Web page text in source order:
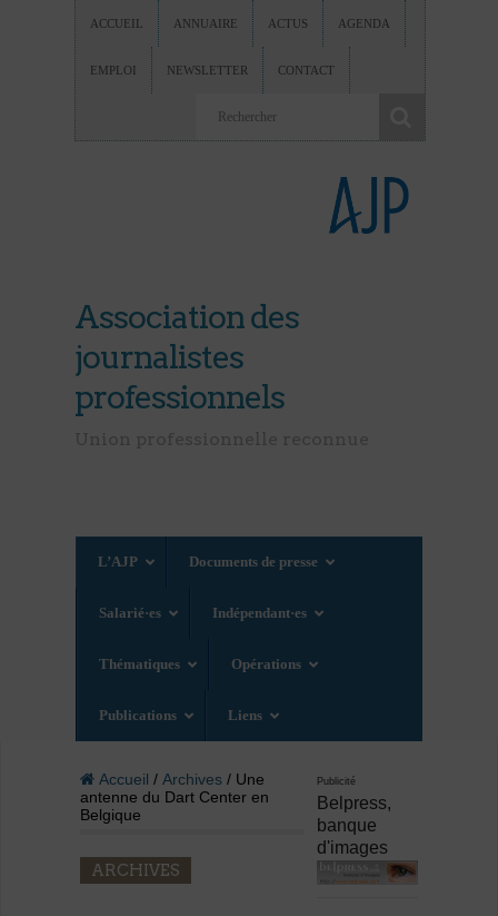
ACCUEIL ANNUAIRE ACTUS AGENDA
EMPLOI NEWSLETTER CONTACT
Association des
journalistes
professionnels
L’AJP Documents de presse
Salarié·es Indépendant·es
Thématiques Opérations
Publications Liens
Accueil / Archives/ Une
antenne du Dart Center en
Belgique
ARCHIVES
Publicité
Belpress,
banque
d'images